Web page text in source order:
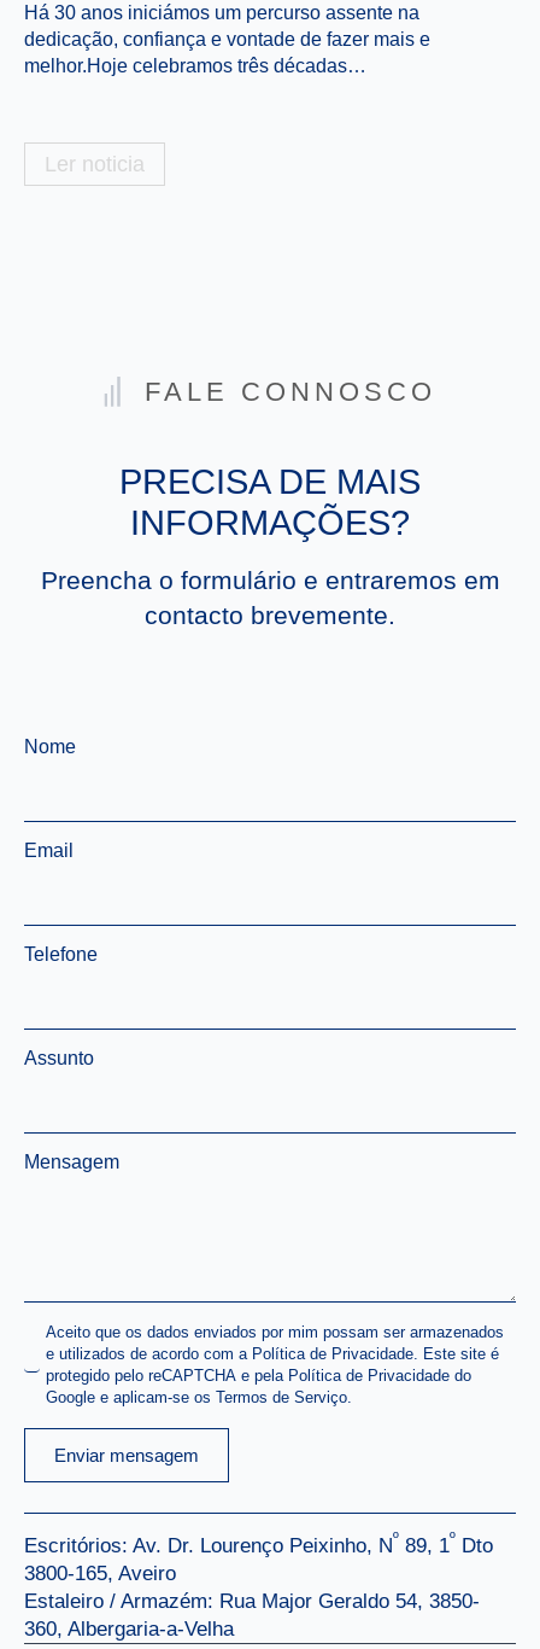
Há 30 anos iniciámos um percurso assente na
dedicação, confiança e vontade de fazer mais e
melhor.Hoje celebramos três décadas…
Ler noticia
FALE CONNOSCO
PRECISA DE MAIS
INFORMAÇÕES?
Preencha o formulário e entraremos em
contacto brevemente.
Nome
Email
Telefone
Assunto
Mensagem
Name
Aceito que os dados enviados por mim possam ser armazenados
e utilizados de acordo com a Política de Privacidade. Este site é
protegido pelo reCAPTCHA e pela Política de Privacidade do
Google e aplicam-se os Termos de Serviço.
Enviar mensagem
Escritórios: Av. Dr. Lourenço Peixinho, Nº 89, 1º Dto
3800-165, Aveiro
Estaleiro / Armazém: Rua Major Geraldo 54, 3850-
360, Albergaria-a-Velha